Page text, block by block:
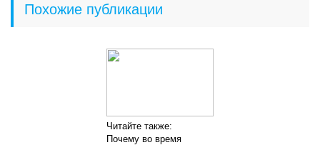
Похожие публикации
Читайте также:
Почему во время